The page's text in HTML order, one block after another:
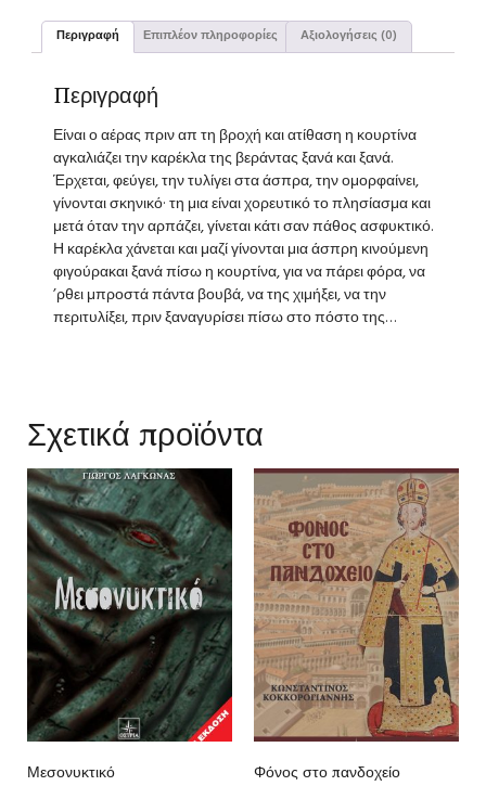
Περιγραφή Επιπλέον πληροφορίες Αξιολογήσεις (0)
Περιγραφή
Είναι ο αέρας πριν απ τη βροχή και ατίθαση η κουρτίνα
αγκαλιάζει την καρέκλα της βεράντας ξανά και ξανά.
Έρχεται, φεύγει, την τυλίγει στα άσπρα, την ομορφαίνει,
γίνονται σκηνικό· τη μια είναι χορευτικό το πλησίασμα και
μετά όταν την αρπάζει, γίνεται κάτι σαν πάθος ασφυκτικό.
Η καρέκλα χάνεται και μαζί γίνονται μια άσπρη κινούμενη
φιγούρακαι ξανά πίσω η κουρτίνα, για να πάρει φόρα, να
’ρθει μπροστά πάντα βουβά, να της χιμήξει, να την
περιτυλίξει, πριν ξαναγυρίσει πίσω στο πόστο της…
Σχετικά προϊόντα
Μεσονυκτικό Φόνος στο πανδοχείο